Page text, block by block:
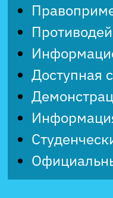
Доступная